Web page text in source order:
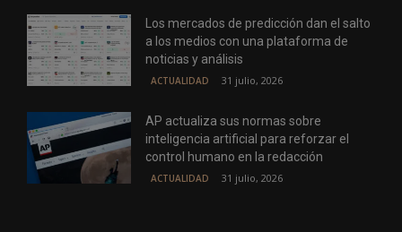
Los mercados de predicción dan el salto
a los medios con una plataforma de
noticias y análisis
ACTUALIDAD 31 julio, 2026
AP actualiza sus normas sobre
inteligencia artificial para reforzar el
control humano en la redacción
ACTUALIDAD 31 julio, 2026